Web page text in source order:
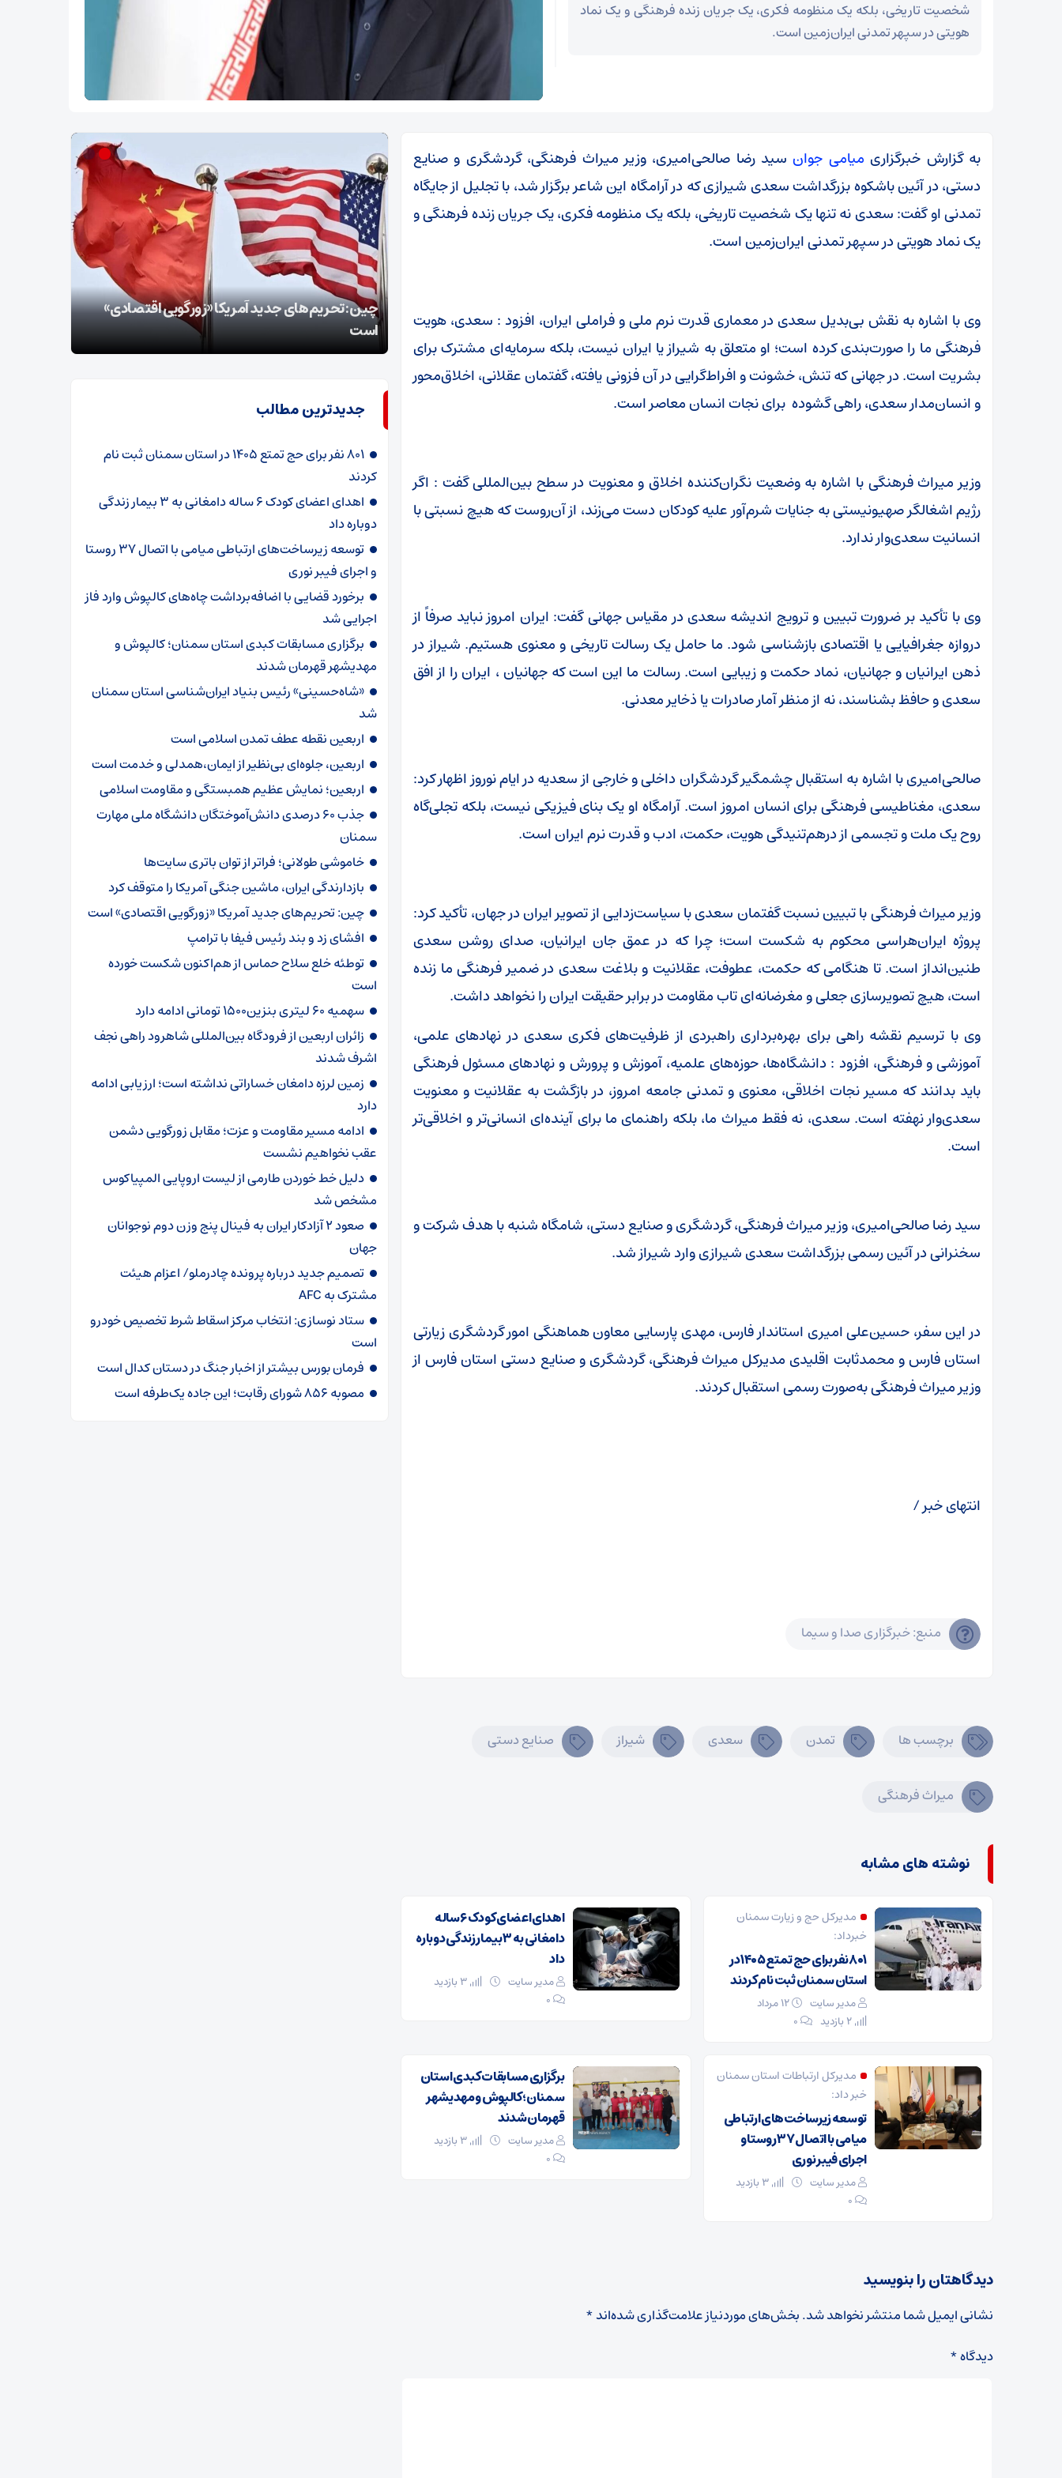
شخصیت تاریخی، بلکه یک منظومه فکری، یک جریان زنده فرهنگی و یک نماد
هویتی در سپهر تمدنی ایران‌زمین است.
به گزارش خبرگزاری میامی جوانسید رضا صالحی‌امیری، وزیر میراث‌ فرهنگی، گردشگری و صنایع‌
دستی، در آئین باشکوه بزرگداشت سعدی شیرازی که در آرامگاه این شاعر برگزار شد، با تجلیل از جایگاه
تمدنی او گفت: سعدی نه تنها یک شخصیت تاریخی، بلکه یک منظومه فکری، یک جریان زنده فرهنگی و
یک نماد هویتی در سپهر تمدنی ایران‌زمین است.
وی با اشاره به نقش بی‌بدیل سعدی در معماری قدرت نرم ملی و فراملی ایران، افزود : سعدی، هویت
فرهنگی ما را صورت‌بندی کرده است؛ او متعلق به شیراز یا ایران نیست، بلکه سرمایه‌ای مشترک برای
بشریت است. در جهانی که تنش، خشونت و افراط‌گرایی در آن فزونی یافته، گفتمان عقلانی، اخلاق‌محور
و انسان‌مدار سعدی، راهی گشوده برای نجات انسان معاصر است.
وزیر میراث‌ فرهنگی با اشاره به وضعیت نگران‌کننده اخلاق و معنویت در سطح بین‌المللی گفت : اگر
رژیم اشغالگر صهیونیستی به جنایات شرم‌آور علیه کودکان دست می‌زند، از آن‌روست که هیچ نسبتی با
انسانیت سعدی‌وار ندارد.
وی با تأکید بر ضرورت تبیین و ترویج اندیشه سعدی در مقیاس جهانی گفت: ایران امروز نباید صرفاً از
دروازه جغرافیایی یا اقتصادی بازشناسی شود. ما حامل یک رسالت تاریخی و معنوی هستیم. شیراز در
ذهن ایرانیان و جهانیان، نماد حکمت و زیبایی است. رسالت ما این است که جهانیان ، ایران را از افق
سعدی و حافظ بشناسند، نه از منظر آمار صادرات یا ذخایر معدنی.
صالحی‌امیری با اشاره به استقبال چشمگیر گردشگران داخلی و خارجی از سعدیه در ایام نوروز اظهار کرد:
سعدی، مغناطیسی فرهنگی برای انسان امروز است. آرامگاه او یک بنای فیزیکی نیست، بلکه تجلی‌گاه
روح یک ملت و تجسمی از درهم‌تنیدگی هویت، حکمت، ادب و قدرت نرم ایران است.
وزیر میراث‌ فرهنگی با تبیین نسبت گفتمان سعدی با سیاست‌زدایی از تصویر ایران در جهان، تأکید کرد:
پروژه ایران‌هراسی محکوم به شکست است؛ چرا که در عمق جان ایرانیان، صدای روشن سعدی
طنین‌انداز است. تا هنگامی که حکمت، عطوفت، عقلانیت و بلاغت سعدی در ضمیر فرهنگی ما زنده
است، هیچ تصویرسازی جعلی و مغرضانه‌ای تاب مقاومت در برابر حقیقت ایران را نخواهد داشت.
وی با ترسیم نقشه راهی برای بهره‌برداری راهبردی از ظرفیت‌های فکری سعدی در نهاد‌های علمی،
آموزشی و فرهنگی، افزود : دانشگاه‌ها، حوزه‌های علمیه، آموزش‌ و پرورش و نهاد‌های مسئول فرهنگی
باید بدانند که مسیر نجات اخلاقی، معنوی و تمدنی جامعه امروز، در بازگشت به عقلانیت و معنویت
سعدی‌وار نهفته است. سعدی، نه فقط میراث ما، بلکه راهنمای ما برای آینده‌ای انسانی‌تر و اخلاقی‌تر
است.
سید رضا صالحی‌امیری، وزیر میراث‌ فرهنگی، گردشگری و صنایع‌ دستی، شامگاه شنبه با هدف شرکت و
سخنرانی در آئین رسمی بزرگداشت سعدی شیرازی وارد شیراز شد.
در این سفر، حسین‌علی امیری استاندار فارس، مهدی پارسایی معاون هماهنگی امور گردشگری زیارتی
استان فارس و محمدثابت اقلیدی مدیرکل میراث‌ فرهنگی، گردشگری و صنایع‌ دستی استان فارس از
وزیر میراث‌ فرهنگی به‌صورت رسمی استقبال کردند.
انتهای خبر /
منبع: خبرگزاری صدا و سیما
برچسب ها تمدن سعدی شیراز صنایع دستی
ميراث فرهنگی
نوشته های مشابه
مدیرکل حج و زیارت ‌سمنان
خبرداد:
۸۰۱ نفر برای حج تمتع ۱۴۰۵ در
استان سمنان ثبت نام کردند
مدیر سایت
۰
اهدای اعضای کودک ۶ ساله
دامغانی به ۳ بیمار زندگی دوباره
داد
مدیر سایت
3 بازدید
۰
مدیرکل ارتباطات استان سمنان
خبر داد:
توسعه زیرساخت‌های ارتباطی
میامی با اتصال ۳۷ روستا و
اجرای فیبر نوری
مدیر سایت
۰
برگزاری مسابقات کبدی استان
سمنان؛ کالپوش و مهدیشهر
قهرمان شدند
مدیر سایت
3 بازدید
۰
دیدگاهتان را بنویسید
نشانی ایمیل شما منتشر نخواهد شد.بخش‌های موردنیاز علامت‌گذاری شده‌اند*
دیدگاه*
توطئه خلع سلاح حماس از هم‌اکنون شکست خورده
بازدارندگی ایران، ماشین جنگی آمریکا را متوقف کرد
چین: تحریم‌های جدید آمریکا «زورگویی اقتصادی»
است
جدیدترین مطالب
۸۰۱ نفر برای حج تمتع ۱۴۰۵ در استان سمنان ثبت نام
کردند
اهدای اعضای کودک ۶ ساله دامغانی به ۳ بیمار زندگی
دوباره داد
توسعه زیرساخت‌های ارتباطی میامی با اتصال ۳۷ روستا
و اجرای فیبر نوری
برخورد قضایی با اضافه‌برداشت چاه‌های کالپوش وارد فاز
اجرایی شد
برگزاری مسابقات کبدی استان سمنان؛ کالپوش و
مهدیشهر قهرمان شدند
«شاه‌حسینی» رئیس بنیاد ایران‌شناسی استان سمنان
شد
اربعین نقطه عطف تمدن اسلامی است
اربعین، جلوه‌ای بی‌نظیر از ایمان،همدلی و خدمت است
اربعین؛ نمایش عظیم همبستگی و مقاومت اسلامی
جذب ۶۰ درصدی دانش‌آموختگان دانشگاه ملی مهارت
سمنان
خاموشی طولانی؛ فراتر از توان باتری سایت‌ها
بازدارندگی ایران، ماشین جنگی آمریکا را متوقف کرد
چین: تحریم‌های جدید آمریکا «زورگویی اقتصادی» است
افشای زد و بند رئیس فیفا با ترامپ
توطئه خلع سلاح حماس از هم‌اکنون شکست خورده
است
سهمیه ۶۰ لیتری بنزین۱۵۰۰ تومانی ادامه دارد
زائران اربعین از فرودگاه بین‌المللی شاهرود راهی نجف
اشرف شدند
زمین لرزه دامغان خساراتی نداشته است؛ ارزیابی ادامه
دارد
ادامه مسیر مقاومت و عزت؛ مقابل زورگویی دشمن
عقب نخواهیم نشست
دلیل خط خوردن طارمی از لیست اروپایی المپیاکوس
مشخص شد
صعود ۲ آزادکار ایران به فینال پنج وزن دوم نوجوانان
جهان
تصمیم جدید درباره پرونده چادرملو/ اعزام هیئت
مشترک به AFC
ستاد نوسازی: انتخاب مرکز اسقاط شرط تخصیص خودرو
است
فرمان بورس بیشتر از اخبار جنگ در دستان کدال است
مصوبه ۸۵۶ شورای رقابت؛ این جاده یک‌طرفه است